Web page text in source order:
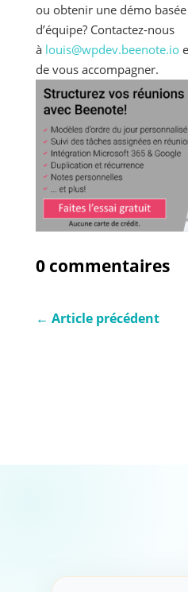
ou obtenir une démo
d’équipe? Contactez-nous
à louis@wpdev.beenote.io
de vous accompagner.
0 commentaires
← Article précédent